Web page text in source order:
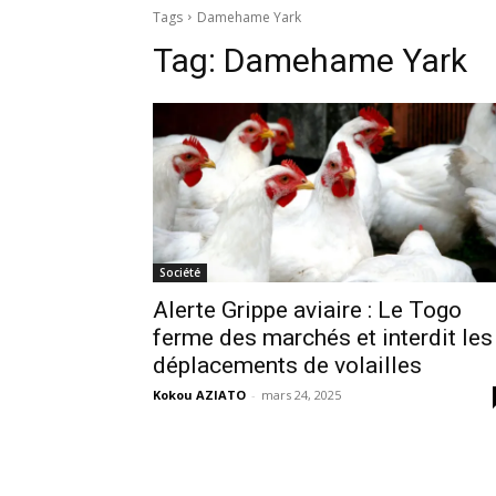
Tags Damehame Yark
Tag: Damehame Yark
Société
Alerte Grippe aviaire : Le Togo
ferme des marchés et interdit les
déplacements de volailles
Kokou AZIATO - mars 24, 2025